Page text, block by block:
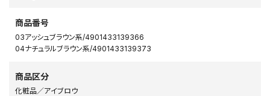
商品番号
03アッシュブラウン系/4901433139366
04ナチュラルブラウン系/4901433139373
商品区分
化粧品／アイブロウ